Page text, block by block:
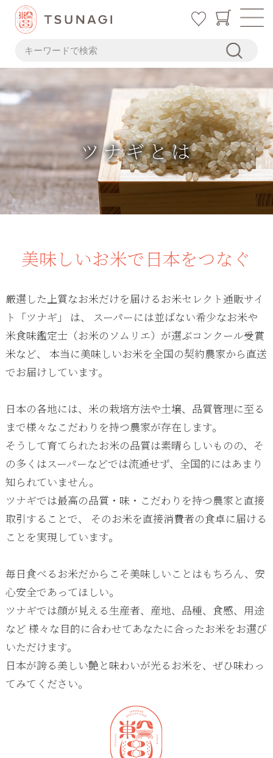
ツナギとは
美味しいお米で日本をつなぐ
厳選した上質なお米だけを届けるお米セレクト通販サイ
ト「ツナギ」 は、 スーパーには並ばない希少なお米や
米食味鑑定士（お米のソムリエ）が選ぶコンクール受賞
米など、 本当に美味しいお米を全国の契約農家から直送
でお届けしています。
日本の各地には、米の栽培方法や土壌、品質管理に至る
まで様々なこだわりを持つ農家が存在します。
そうして育てられたお米の品質は素晴らしいものの、そ
の多くはスーパーなどでは流通せず、全国的にはあまり
知られていません。
ツナギでは最高の品質・味・こだわりを持つ農家と直接
取引することで、 そのお米を直接消費者の食卓に届ける
ことを実現しています。
毎日食べるお米だからこそ美味しいことはもちろん、安
心安全であってほしい。
ツナギでは顔が見える生産者、産地、品種、食感、用途
など 様々な目的に合わせてあなたに合ったお米をお選び
いただけます。
日本が誇る美しい艶と味わいが光るお米を、ぜひ味わっ
てみてください。